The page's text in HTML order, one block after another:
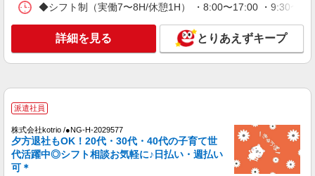
通費全支給(ガソリン代含む)＞
大垣市
キープ 詳細を見る
派遣社員
株式会社kotrio /●NG-H-2031159
スタッフ！
時給1500円〜2125円 ＜日払い有/週払い有/交
通費全支給(ガソリン代含む)＞
◆シフト制（実働7〜8H/休憩1H） ・8:00〜17:00 ・9:30〜
詳細を見る とりあえずキープ
派遣社員
株式会社kotrio /●NG-H-2029577
夕方退社もOK！20代・30代・40代の子育て世
代活躍中◎シフト相談お気軽に♪日払い・週払い
可＊